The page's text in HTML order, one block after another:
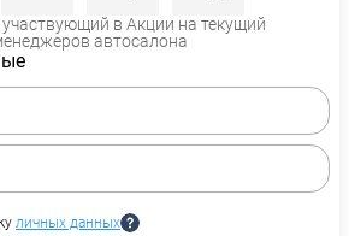
в Акции на текущий
автосалона
личных данных